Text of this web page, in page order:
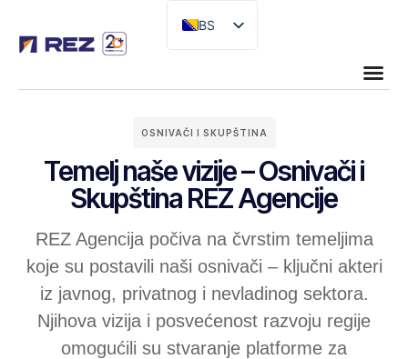
BS
EN
OSNIVAČI I SKUPŠTINA
Temelj naše vizije – Osnivači i
Skupština REZ Agencije
REZ Agencija počiva na čvrstim temeljima
koje su postavili naši osnivači – ključni akteri
iz javnog, privatnog i nevladinog sektora.
Njihova vizija i posvećenost razvoju regije
omogućili su stvaranje platforme za